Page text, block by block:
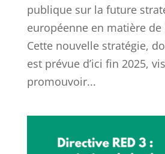
publique sur la future
européenne en matière
Cette nouvelle stratégie,
est prévue d’ici fin 2025,
promouvoir...